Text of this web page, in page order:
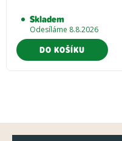
Skladem
Odesíláme 8.8.2026
DO KOŠÍKU